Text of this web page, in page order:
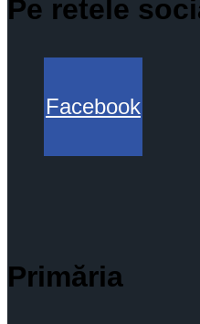
Pe retele
Facebook
Primăria